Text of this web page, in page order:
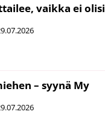
vaikka ei olisi
– syynä My